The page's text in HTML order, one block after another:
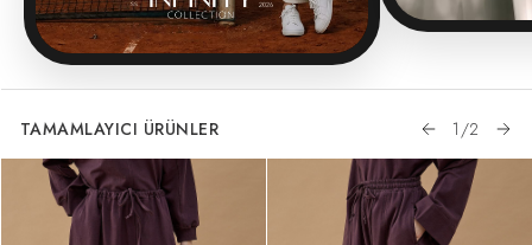
TAMAMLAYICI ÜRÜNLER 1 /2